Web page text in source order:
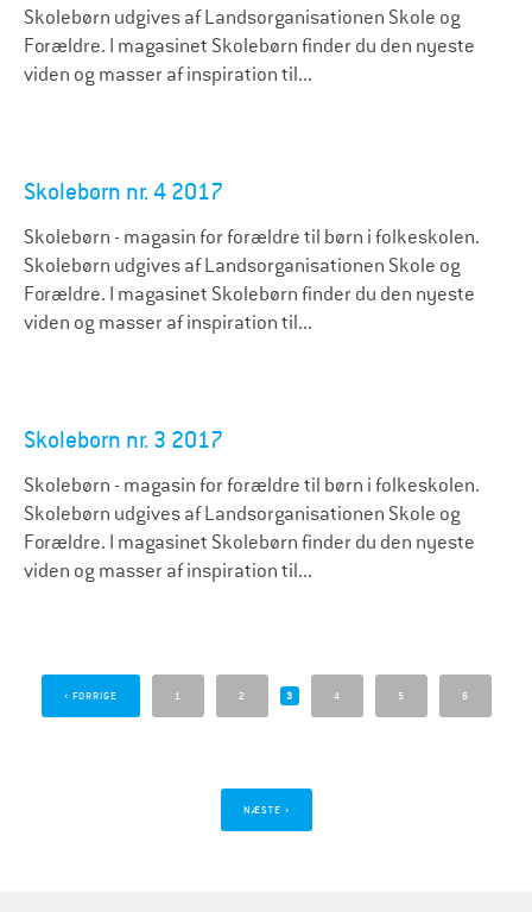
Skolebørn udgives af Landsorganisationen Skole og
Forældre. I magasinet Skolebørn finder du den nyeste
viden og masser af inspiration til...
Skolebørn nr. 4 2017
Skolebørn - magasin for forældre til børn i folkeskolen.
Skolebørn udgives af Landsorganisationen Skole og
Forældre. I magasinet Skolebørn finder du den nyeste
viden og masser af inspiration til...
Skolebørn nr. 3 2017
Skolebørn - magasin for forældre til børn i folkeskolen.
Skolebørn udgives af Landsorganisationen Skole og
Forældre. I magasinet Skolebørn finder du den nyeste
viden og masser af inspiration til...
‹ FORRIGE 1 2 3 4 5 6
NÆSTE ›